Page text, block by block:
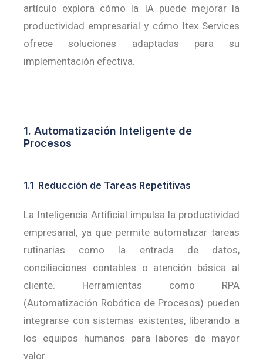
artículo explora cómo la IA puede mejorar la
productividad empresarial y cómo Itex Services
ofrece soluciones adaptadas para su
implementación efectiva.
1. Automatización Inteligente de
Procesos
1.1 Reducción de Tareas Repetitivas
La Inteligencia Artificial impulsa la productividad
empresarial, ya que permite automatizar tareas
rutinarias como la entrada de datos,
conciliaciones contables o atención básica al
cliente. Herramientas como RPA
(Automatización Robótica de Procesos) pueden
integrarse con sistemas existentes, liberando a
los equipos humanos para labores de mayor
valor.